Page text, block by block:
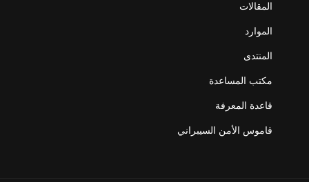
المقالات
الموارد
المنتدى
مكتب المساعدة
قاعدة المعرفة
قاموس الأمن السيبراني